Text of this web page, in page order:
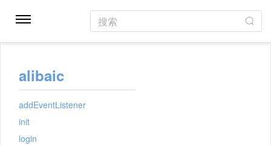
搜索
alibaic
addEventListener
init
login